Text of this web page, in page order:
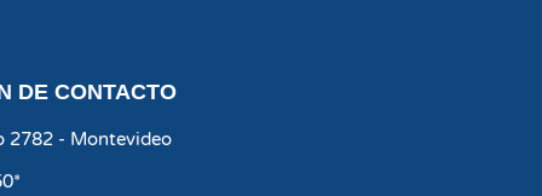
DE CONTACTO
2782 - Montevideo